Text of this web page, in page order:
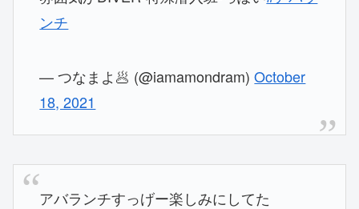
ンチ
— つなまよ🥟 (@iamamondram)October
18, 2021
アバランチすっげー楽しみにしてた